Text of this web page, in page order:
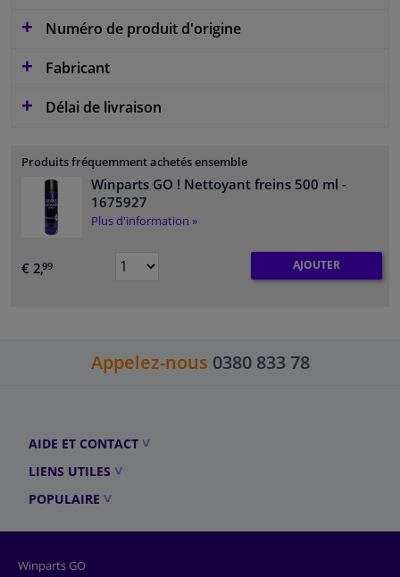
Numéro de produit d'origine
Fabricant
Délai de livraison
Produits fréquemment achetés ensemble
Winparts GO ! Nettoyant freins 500 ml -
1675927
Plus d'information »
€ 2,99 AJOUTER
Appelez-nous 0380 833 78
AIDE ET CONTACT
LIENS UTILES
POPULAIRE
Winparts GO